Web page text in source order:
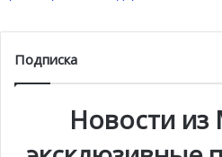
Подписка
Новости